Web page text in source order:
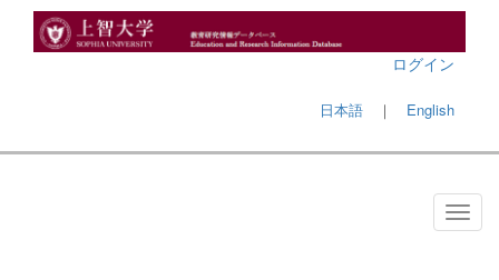
ログイン
日本語 ｜ English